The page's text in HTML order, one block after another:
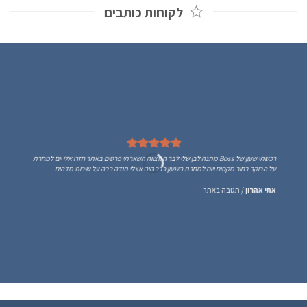
לקוחות כותבים
רכשתי שעון של Boss מתנה לבן שלי לבר המצווה השארתי פרטים באתר חזרו אלי יום למחרת
על הבוקר בחור מקסים ויום למחרת השעון כבר היה אצלי תודה רבה על שירות מדהים
אתי אהרון/ תגובה באתר